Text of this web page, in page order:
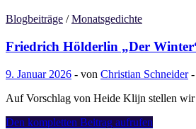
„Schneeglöckchen“
Blogbeiträge /Monatsgedichte
Friedrich Hölderlin „Der
9. Januar 2026 - von Christian Schneider-
Auf Vorschlag von Heide Klijn stellen wir
Friedrich
Den kompletten Beitrag aufrufen